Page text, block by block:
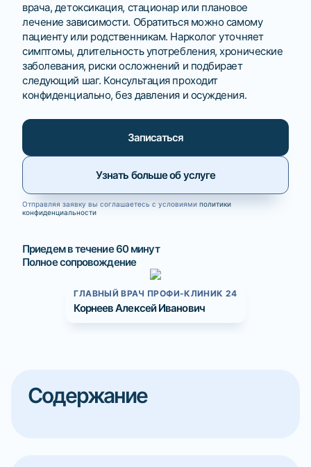
врача, детоксикация, стационар или плановое
лечение зависимости. Обратиться можно самому
пациенту или родственникам. Нарколог уточняет
симптомы, длительность употребления, хронические
заболевания, риски осложнений и подбирает
следующий шаг. Консультация проходит
конфиденциально, без давления и осуждения.
Записаться
Узнать больше об услуге
Отправляя заявку вы соглашаетесь с условиями политики
конфиденциальности
Приедем в течение 60 минут
Полное сопровождение
ГЛАВНЫЙ ВРАЧ ПРОФИ-КЛИНИК 24
Корнеев Алексей Иванович
Содержание